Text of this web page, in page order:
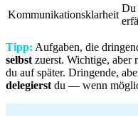
Kommunikationsklarheit
Du
Tipp: Aufgaben, die
selbst zuerst. Wichtige, aber
du auf später. Dringende,
delegierst du — wenn